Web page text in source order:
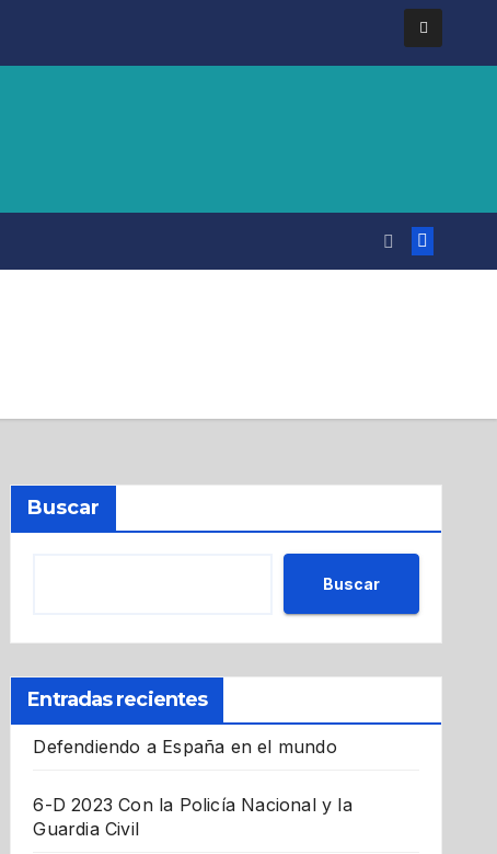
Buscar
Buscar
Entradas recientes
Defendiendo a España en el mundo
6-D 2023 Con la Policía Nacional y la
Guardia Civil